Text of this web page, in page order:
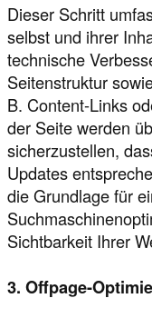
Dieser Schritt
selbst und ihrer
technische
Seitenstruktur
B. Content-Links
der Seite werden
sicherzustellen,
Updates
die Grundlage für
Sichtbarkeit Ihrer
3. Offpage-